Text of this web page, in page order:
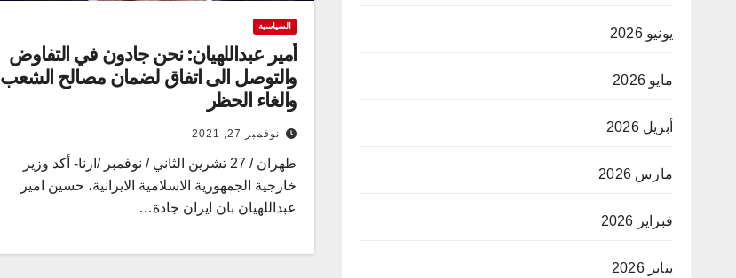
يونيو 2026
مايو 2026
أبريل 2026
مارس 2026
فبراير 2026
يناير 2026
السياسية
أمير عبداللهيان: نحن جادون في التفاوض
والتوصل الى اتفاق لضمان مصالح الشعب
والغاء الحظر
نوفمبر 27, 2021
طهران / 27 تشرين الثاني / نوفمبر /ارنا- أكد وزير
خارجية الجمهورية الاسلامية الايرانية، حسين امير
عبداللهيان بان ايران جادة…